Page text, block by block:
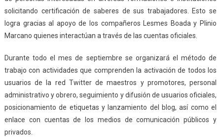
solicitando certificación de saberes de sus trabajadores. Esto se
logra gracias al apoyo de los compañeros Lesmes Boada y Plinio
Marcano quienes interactúan a través de las cuentas oficiales.
Durante todo el mes de septiembre se organizará el método de
trabajo con actividades que comprenden la activación de todos los
usuarios de la red Twitter de maestros y promotores, personal
administrativo y obrero, seguimiento y difusión de usuarios oficiales,
posicionamiento de etiquetas y lanzamiento del blog, así como el
enlace con cuentas de los medios de comunicación públicos y
privados.